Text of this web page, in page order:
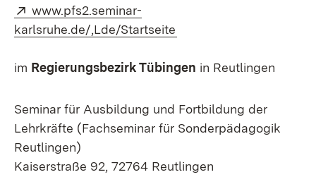
Extern:
www.pfs2.seminar-
karlsruhe.de/,Lde/Startseite
im Regierungsbezirk Tübingen in Reutlingen
Seminar für Ausbildung und Fortbildung der
Lehrkräfte (Fachseminar für Sonderpädagogik
Reutlingen)
Kaiserstraße 92, 72764 Reutlingen